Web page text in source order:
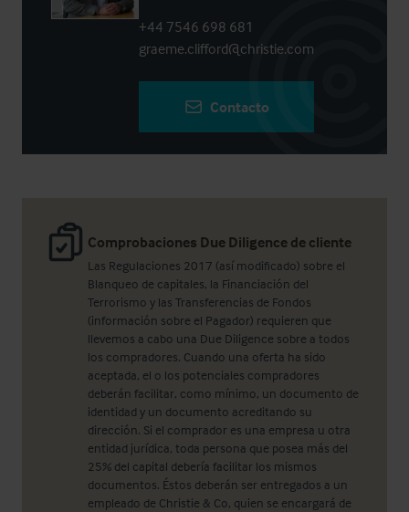
Comprobaciones Due Diligence de cliente
Las Regulaciones 2017 (así modificado) sobre el
Blanqueo de capitales, la Financiación del
Terrorismo y las Transferencias de Fondos
(información sobre el Pagador) requieren que
llevemos a cabo una Due Diligence sobre a todos
los compradores. Cuando una oferta ha sido
aceptada, el o los potenciales compradores
deberán facilitar, como mínimo, un documento de
identidad y un documento acreditando su
dirección. Si el comprador es una empresa u otra
entidad jurídica, toda persona que posea más del
25% del capital debería facilitar los mismos
documentos. Éstos deberán ser entregados a un
empleado de Christie & Co, quien se encargará de
+44 7546 698 681
graeme.clifford@christie.com
Contacto